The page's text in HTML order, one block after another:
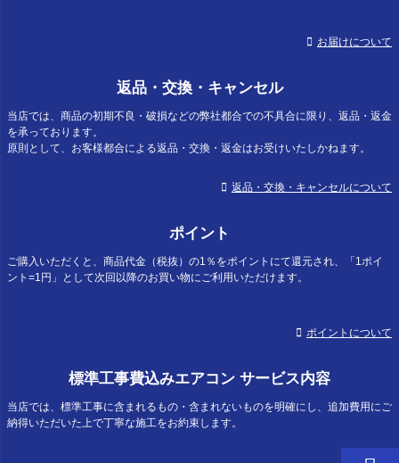
お届けについて
返品・交換・キャンセル
当店では、商品の初期不良・破損などの弊社都合での不具合に限り、返品・返金
を承っております。
原則として、お客様都合による返品・交換・返金はお受けいたしかねます。
返品・交換・キャンセルについて
ポイント
ご購入いただくと、商品代金（税抜）の1％をポイントにて還元され、「1ポイ
ント=1円」として次回以降のお買い物にご利用いただけます。
ポイントについて
標準工事費込みエアコン サービス内容
当店では、標準工事に含まれるもの・含まれないものを明確にし、追加費用にご
納得いただいた上で丁寧な施工をお約束します。